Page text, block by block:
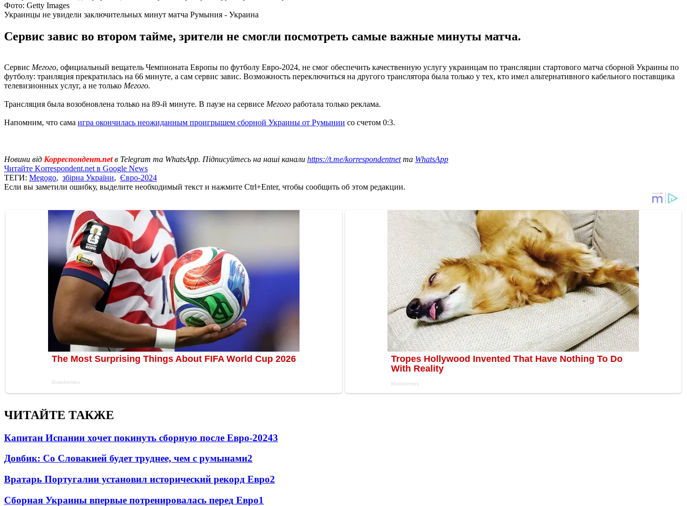
Фото: Getty Images
Украинцы не увидели заключительных минут матча Румыния - Украина
Сервис завис во втором тайме, зрители не смогли посмотреть самые важные минуты матча.
Сервис Мегого, официальный вещатель Чемпионата Европы по футболу Евро-2024, не смог обеспечить качественную услугу украинцам по трансляции стартового матча сборной Украины по
футболу: транляция прекратилась на 66 минуте, а сам сервис завис. Возможность переключиться на другого транслятора была только у тех, кто имел альтернативного кабельного поставщика
телевизионных услуг, а не только Мегого.
Трансляция была возобновлена ​​только на 89-й минуте. В паузе на сервисе Мегого работала только реклама.
Напомним, что сама игра окончилась неожиданным проигрышем сборной Украины от Румынии со счетом 0:3.
Новини від Корреспондент.netв Telegram та WhatsApp. Підписуйтесь на наші канали https://t.me/korrespondentnetта WhatsApp
Читайте Korrespondent.net в Google News
ТЕГИ: Megogo, збірна України, Євро-2024
Если вы заметили ошибку, выделите необходимый текст и нажмите Ctrl+Enter, чтобы сообщить об этом редакции.
ЧИТАЙТЕ ТАКЖЕ
Капитан Испании хочет покинуть сборную после Евро-20243
Довбик: Со Словакией будет труднее, чем с румынами2
Вратарь Португалии установил исторический рекорд Евро2
Сборная Украины впервые потренировалась перед Евро1